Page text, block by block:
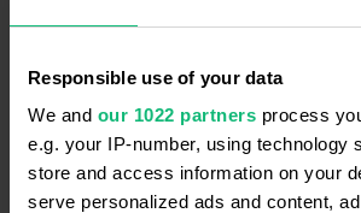
Responsible use of your data
We and our 1022 partners process
e.g. your IP-number, using technology
store and access information on your
serve personalized ads and content,
Безпека бізнес-
Ringostat отримав
ISO/IEC 27001:2022
версії